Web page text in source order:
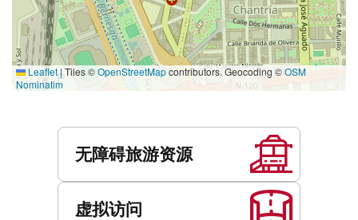
Leaflet|Tiles ©OpenStreetMapcontributors. Geocoding ©OSM
Nominatim
无障碍旅游资源
虚拟访问